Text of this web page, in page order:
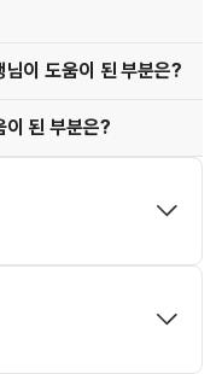
이 도움이 된 부분은?
이 된 부분은?